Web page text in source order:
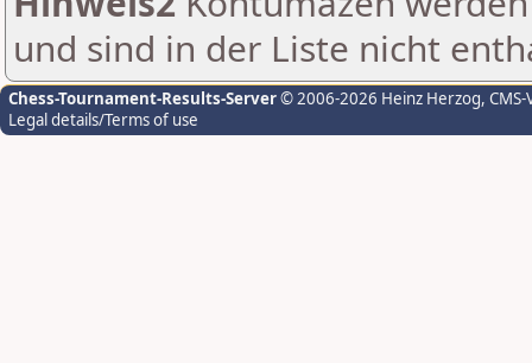
und sind in der Liste nicht
Chess-Tournament-Results-Server© 2006-2026 Heinz Herzog,
Legal details/Terms of use